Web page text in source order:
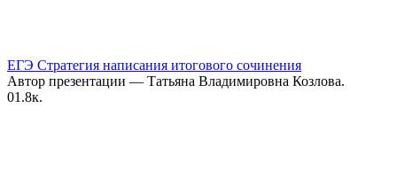
ЕГЭ Стратегия написания итогового сочинения
Автор презентации — Татьяна Владимировна Козлова.
01.8к.